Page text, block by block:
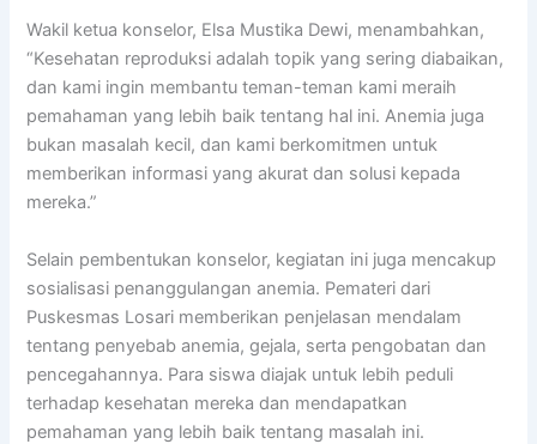
Wakil ketua konselor, Elsa Mustika Dewi, menambahkan,
“Kesehatan reproduksi adalah topik yang sering diabaikan,
dan kami ingin membantu teman-teman kami meraih
pemahaman yang lebih baik tentang hal ini. Anemia juga
bukan masalah kecil, dan kami berkomitmen untuk
memberikan informasi yang akurat dan solusi kepada
mereka.”
Selain pembentukan konselor, kegiatan ini juga mencakup
sosialisasi penanggulangan anemia. Pemateri dari
Puskesmas Losari memberikan penjelasan mendalam
tentang penyebab anemia, gejala, serta pengobatan dan
pencegahannya. Para siswa diajak untuk lebih peduli
terhadap kesehatan mereka dan mendapatkan
pemahaman yang lebih baik tentang masalah ini.